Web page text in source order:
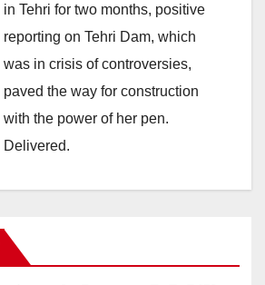
in Tehri for two months, positive
reporting on Tehri Dam, which
was in crisis of controversies,
paved the way for construction
with the power of her pen.
Delivered.